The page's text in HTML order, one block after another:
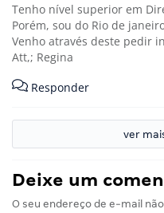
Tenho nível superior em
Porém, sou do Rio de
Venho através deste pedir
Att,; Regina
Responder
ver
Deixe um
O seu endereço de e-mail